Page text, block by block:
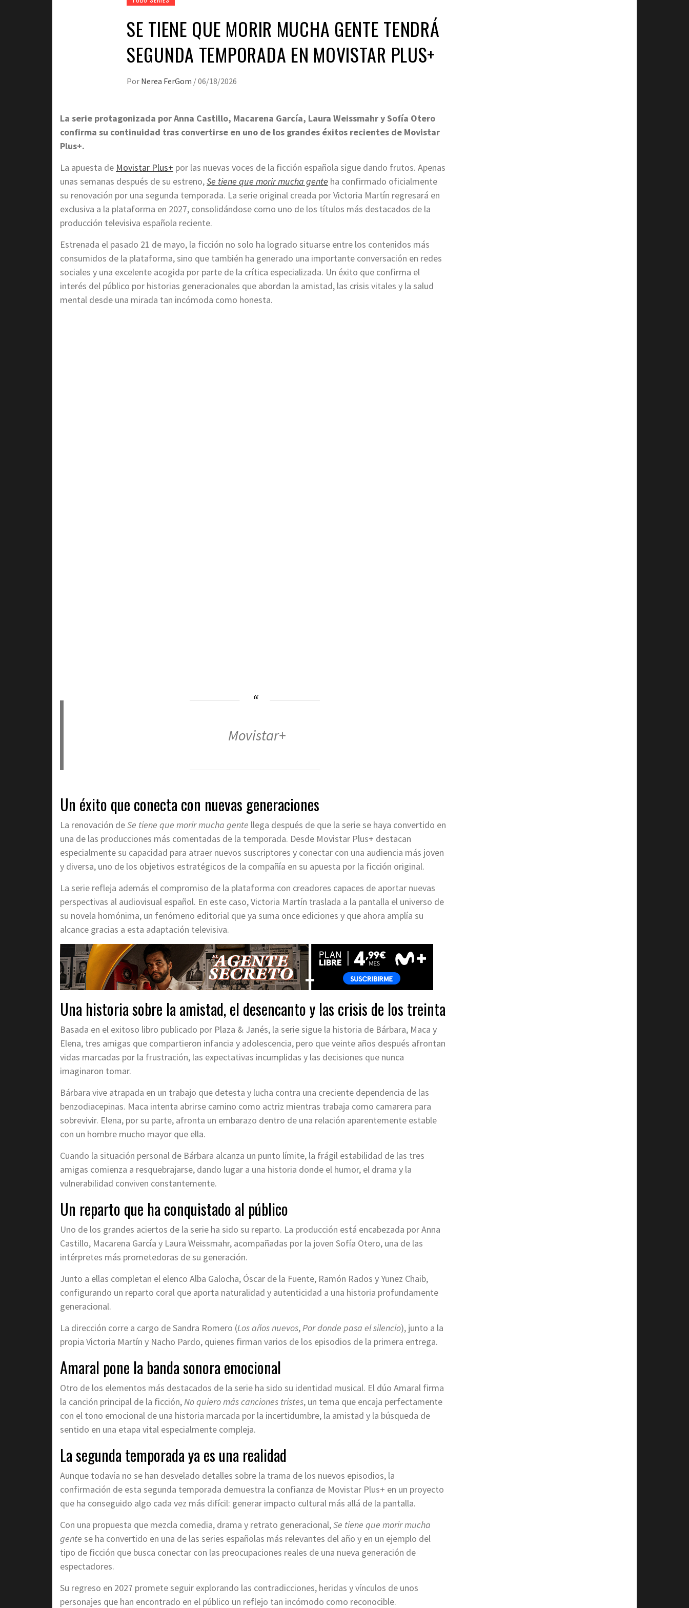
SE TIENE QUE MORIR MUCHA GENTE TENDRÁ
SEGUNDA TEMPORADA EN MOVISTAR PLUS+
Por Nerea FerGom /06/18/2026
La serie protagonizada por Anna Castillo, Macarena García, Laura Weissmahr y Sofía Otero
confirma su continuidad tras convertirse en uno de los grandes éxitos recientes de Movistar
Plus+.
La apuesta de Movistar Plus+ por las nuevas voces de la ficción española sigue dando frutos. Apenas
unas semanas después de su estreno,Se tiene que morir mucha gente ha confirmado oficialmente
su renovación por una segunda temporada. La serie original creada por Victoria Martín regresará en
exclusiva a la plataforma en 2027, consolidándose como uno de los títulos más destacados de la
producción televisiva española reciente.
Estrenada el pasado 21 de mayo, la ficción no solo ha logrado situarse entre los contenidos más
consumidos de la plataforma, sino que también ha generado una importante conversación en redes
sociales y una excelente acogida por parte de la crítica especializada. Un éxito que confirma el
interés del público por historias generacionales que abordan la amistad, las crisis vitales y la salud
mental desde una mirada tan incómoda como honesta.
Movistar+
Un éxito que conecta con nuevas generaciones
La renovación deSe tiene que morir mucha gente llega después de que la serie se haya convertido en
una de las producciones más comentadas de la temporada. Desde Movistar Plus+ destacan
especialmente su capacidad para atraer nuevos suscriptores y conectar con una audiencia más joven
y diversa, uno de los objetivos estratégicos de la compañía en su apuesta por la ficción original.
La serie refleja además el compromiso de la plataforma con creadores capaces de aportar nuevas
perspectivas al audiovisual español. En este caso, Victoria Martín traslada a la pantalla el universo de
su novela homónima, un fenómeno editorial que ya suma once ediciones y que ahora amplía su
alcance gracias a esta adaptación televisiva.
Una historia sobre la amistad, el desencanto y las crisis de los treinta
Basada en el exitoso libro publicado por Plaza & Janés, la serie sigue la historia de Bárbara, Maca y
Elena, tres amigas que compartieron infancia y adolescencia, pero que veinte años después afrontan
vidas marcadas por la frustración, las expectativas incumplidas y las decisiones que nunca
imaginaron tomar.
Bárbara vive atrapada en un trabajo que detesta y lucha contra una creciente dependencia de las
benzodiacepinas. Maca intenta abrirse camino como actriz mientras trabaja como camarera para
sobrevivir. Elena, por su parte, afronta un embarazo dentro de una relación aparentemente estable
con un hombre mucho mayor que ella.
Cuando la situación personal de Bárbara alcanza un punto límite, la frágil estabilidad de las tres
amigas comienza a resquebrajarse, dando lugar a una historia donde el humor, el drama y la
vulnerabilidad conviven constantemente.
Un reparto que ha conquistado al público
Uno de los grandes aciertos de la serie ha sido su reparto. La producción está encabezada por Anna
Castillo, Macarena García y Laura Weissmahr, acompañadas por la joven Sofía Otero, una de las
intérpretes más prometedoras de su generación.
Junto a ellas completan el elenco Alba Galocha, Óscar de la Fuente, Ramón Rados y Yunez Chaib,
configurando un reparto coral que aporta naturalidad y autenticidad a una historia profundamente
generacional.
La dirección corre a cargo de Sandra Romero (Los años nuevos,Por donde pasa el silencio), junto a la
propia Victoria Martín y Nacho Pardo, quienes firman varios de los episodios de la primera entrega.
Amaral pone la banda sonora emocional
Otro de los elementos más destacados de la serie ha sido su identidad musical. El dúo Amaral firma
la canción principal de la ficción,No quiero más canciones tristes, un tema que encaja perfectamente
con el tono emocional de una historia marcada por la incertidumbre, la amistad y la búsqueda de
sentido en una etapa vital especialmente compleja.
La segunda temporada ya es una realidad
Aunque todavía no se han desvelado detalles sobre la trama de los nuevos episodios, la
confirmación de esta segunda temporada demuestra la confianza de Movistar Plus+ en un proyecto
que ha conseguido algo cada vez más difícil: generar impacto cultural más allá de la pantalla.
Con una propuesta que mezcla comedia, drama y retrato generacional,Se tiene que morir mucha
gente se ha convertido en una de las series españolas más relevantes del año y en un ejemplo del
tipo de ficción que busca conectar con las preocupaciones reales de una nueva generación de
espectadores.
Su regreso en 2027 promete seguir explorando las contradicciones, heridas y vínculos de unos
personajes que han encontrado en el público un reflejo tan incómodo como reconocible.